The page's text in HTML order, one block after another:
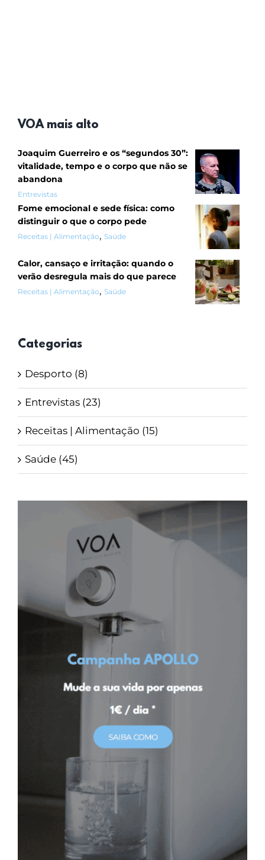
VOA mais alto
Joaquim Guerreiro e os “segundos 30”:
vitalidade, tempo e o corpo que não se
abandona
Entrevistas
Fome emocional e sede física: como
distinguir o que o corpo pede
Receitas | Alimentação, Saúde
Calor, cansaço e irritação: quando o
verão desregula mais do que parece
Receitas | Alimentação, Saúde
Categorias
Desporto (8)
Entrevistas (23)
Receitas | Alimentação (15)
Saúde (45)